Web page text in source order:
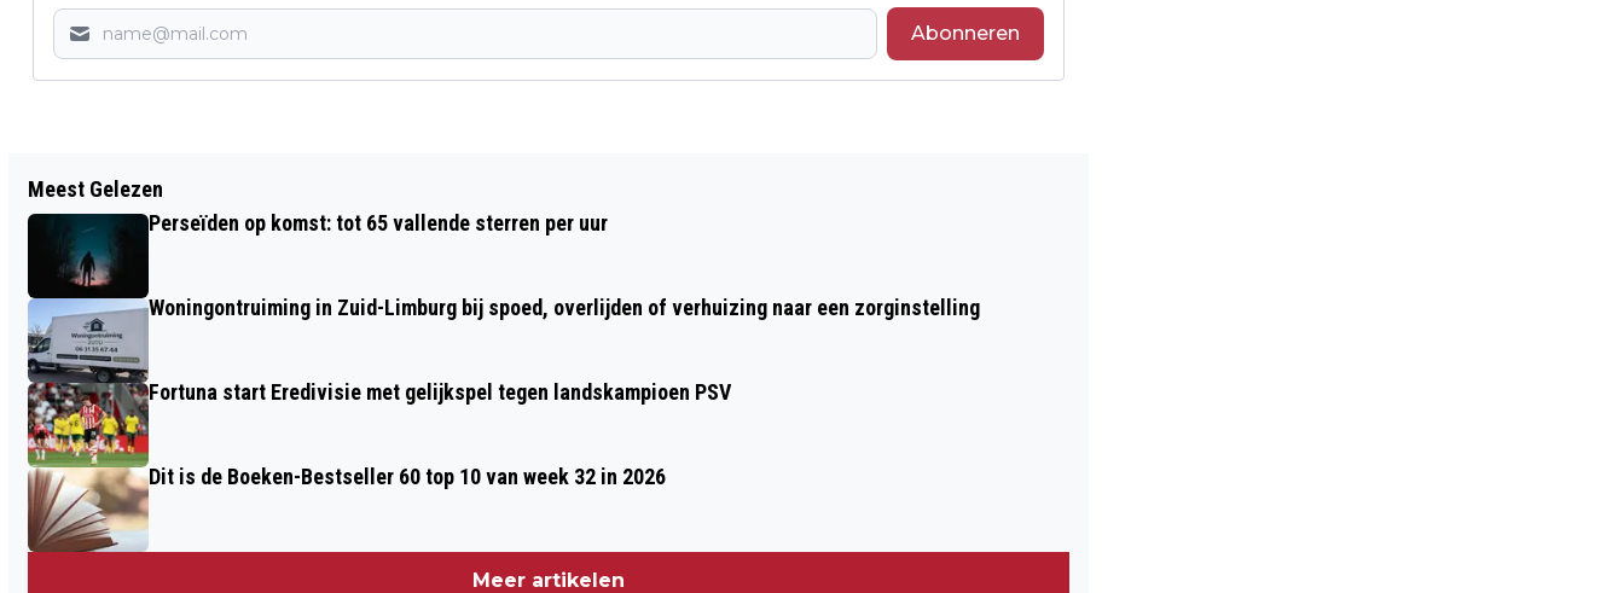
Abonneren
BESLUITENLIJST WEEK 8 2025
GROTE OPTOCHT
Meest Gelezen
Perseïden op komst: tot 65 vallende sterren per uur
Woningontruiming in Zuid-Limburg bij spoed, overlijden of verhuizing naar een zorginstelling
Fortuna start Eredivisie met gelijkspel tegen landskampioen PSV
Dit is de Boeken-Bestseller 60 top 10 van week 32 in 2026
Meer artikelen